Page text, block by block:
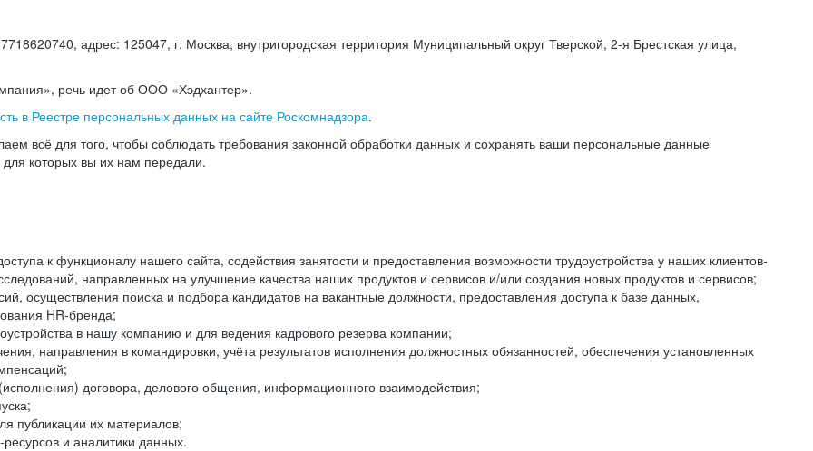
адрес: 125047, г. Москва, внутригородская территория Муниципальный округ Тверской, 2-я Брестская улица,
речь идет об ООО «Хэдхантер».
в Реестре персональных данных на сайте Роскомнадзора.
всё для того, чтобы соблюдать требования законной обработки данных и сохранять ваши персональные данные
для которых вы их нам передали.
к функционалу нашего сайта, содействия занятости и предоставления возможности трудоустройства у наших клиентов-
направленных на улучшение качества наших продуктов и сервисов и/или создания новых продуктов и сервисов;
осуществления поиска и подбора кандидатов на вакантные должности, предоставления доступа к базе данных,
HR-бренда;
в нашу компанию и для ведения кадрового резерва компании;
направления в командировки, учёта результатов исполнения должностных обязанностей, обеспечения установленных
договора, делового общения, информационного взаимодействия;
публикации их материалов;
и аналитики данных.